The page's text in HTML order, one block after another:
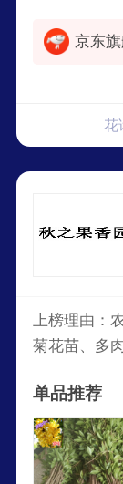
京东
花
上榜理由：
菊花苗、多肉
单品推荐